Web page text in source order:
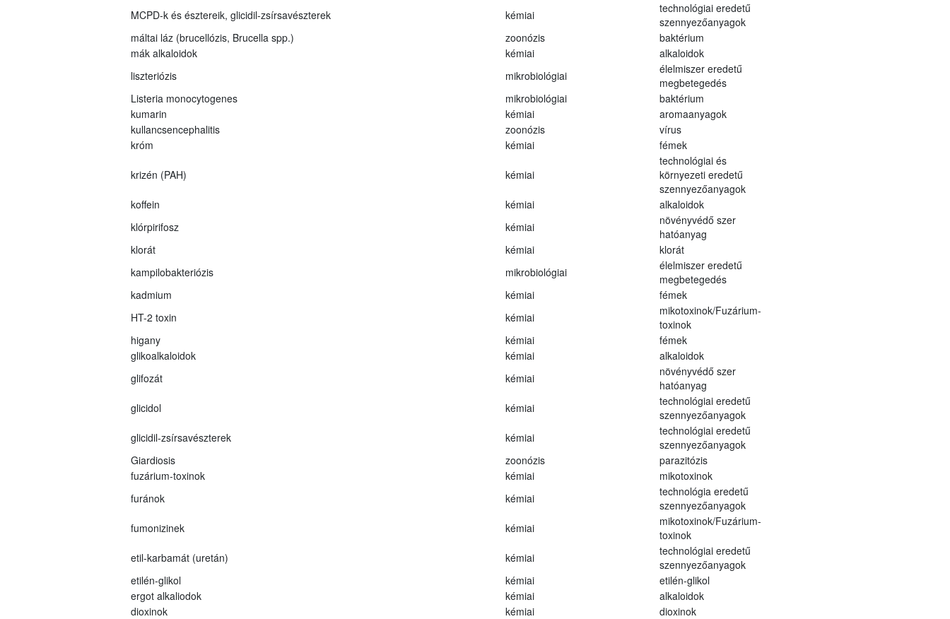
MCPD-k és észtereik, glicidil-zsírsavészterek
kémiai
technológiai eredetű
szennyezőanyagok
máltai láz (brucellózis, Brucella spp.)
zoonózis
baktérium
mák alkaloidok
kémiai
alkaloidok
liszteriózis
mikrobiológiai
élelmiszer eredetű
megbetegedés
Listeria monocytogenes
mikrobiológiai
baktérium
kumarin
kémiai
aromaanyagok
kullancsencephalitis
zoonózis
vírus
króm
kémiai fémek
krizén (PAH) kémiai
technológiai és
környezeti eredetű
szennyezőanyagok
koffein
kémiai
alkaloidok
klórpirifosz
kémiai
növényvédő szer
hatóanyag
klorát
kémiai
klorát
kampilobakteriózis
mikrobiológiai
élelmiszer eredetű
megbetegedés
kadmium
kémiai
fémek
HT-2 toxin
kémiai
mikotoxinok/Fuzárium-
toxinok
higany
kémiai
fémek
glikoalkaloidok
kémiai
alkaloidok
glifozát
kémiai
növényvédő szer
hatóanyag
glicidol
kémiai
technológiai eredetű
szennyezőanyagok
glicidil-zsírsavészterek
kémiai
technológiai eredetű
szennyezőanyagok
Giardiosis
zoonózis
parazitózis
fuzárium-toxinok
kémiai
mikotoxinok
furánok
kémiai
technológia eredetű
szennyezőanyagok
fumonizinek
kémiai
mikotoxinok/Fuzárium-
toxinok
etil-karbamát (uretán)
kémiai
technológiai eredetű
szennyezőanyagok
etilén-glikol
kémiai
etilén-glikol
ergot alkaliodok
kémiai
alkaloidok
dioxinok
kémiai
dioxinok